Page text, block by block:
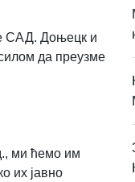
САД. Доњецк и
да преузме
ми ћемо им
их јавно